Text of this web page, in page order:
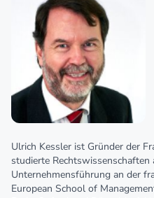
Ulrich Kessler ist Gründer der
studierte
Unternehmensführung an der
European School of